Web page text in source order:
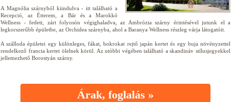
A Magnólia szárnyból kiindulva - itt található a
Recepció, az Étterem, a Bár és a Marokkó
Wellness - fedett, zárt folyosón végighaladva, az Ambrózia szárny érintésével jutunk el a
legkorszerűbb épületbe, az Orchidea szárnyba, ahol a Baranya Wellness részleg várja látogatóit.
A szálloda épületei egy különleges, fákat, bokrokat rejtő japán kertet és egy buja növényzettel
rendelkező francia kertet ölelnek körül. Az utóbbi végében található a skandináv stílusjegyekkel
jellemezhető Borostyán szárny.
Árak, foglalás »